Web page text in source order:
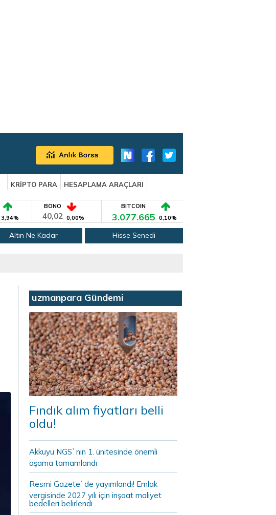
KRİPTO PARA
HESAPLAMA ARAÇLARI
3,94%
BONO
40,02 0,00%
BITCOIN
3.077.665 0,10%
Altın Ne Kadar Hisse Senedi
uzmanpara Gündemi
Fındık alım fiyatları belli
oldu!
Akkuyu NGS`nin 1. ünitesinde önemli
aşama tamamlandı
Resmi Gazete`de yayımlandı! Emlak
vergisinde 2027 yılı için inşaat maliyet
bedelleri belirlendi